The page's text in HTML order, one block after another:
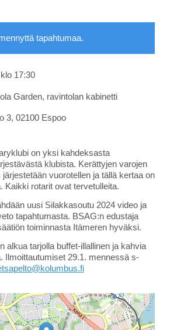
tapahtumaa.
klo 17:30
Garden, ravintolan kabinetti
3, 02100 Espoo
on yksi kahdeksasta
klubista. Kerättyjen varojen
järjestetään vuorotellen ja tällä kertaa on
Kaikki rotarit ovat tervetulleita.
uusi Silakkasoutu 2024 video ja
tapahtumasta. BSAG:n edustaja
toiminnasta Itämeren hyväksi.
alkua tarjolla buffet-illallinen ja kahvia
Ilmoittautumiset 29.1. mennessä s-